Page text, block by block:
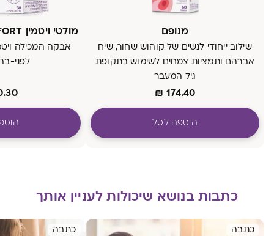
מנופם
שילוב ייחודי לנשים של קוהוש שחור, שיח
אברהם ותמציות צמחים לשימוש בתקופת
גיל המעבר
₪ 174.40
הוספה לסל
מולטי ויטמין COMFORT לנשים בהריון
אבקה המכילה
לפני-
כתבות בנושא שיכולות לעניין אותך
כתבה כתבה